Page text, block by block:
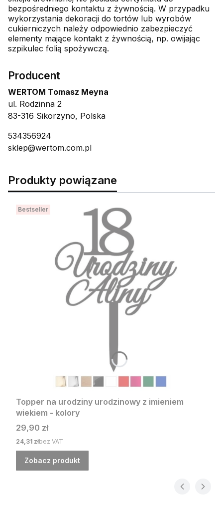
bezpośredniego kontaktu z żywnością. W przypadku
wykorzystania dekoracji do tortów lub wyrobów
cukierniczych należy odpowiednio zabezpieczyć
elementy mające kontakt z żywnością, np. owijając
szpikulec folią spożywczą.
Producent
WERTOM Tomasz Meyna
ul. Rodzinna 2
83-316 Sikorzyno, Polska
534356924
sklep@wertom.com.pl
Produkty powiązane
Bestseller
Topper na urodziny urodzinowy z imieniem
wiekiem - kolory
Cena
29,90 zł
Cena
24,31 złbez VAT
Zobacz produkt